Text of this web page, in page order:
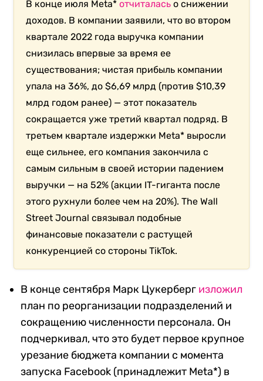
В конце июля Meta*отчиталась о снижении
доходов. В компании заявили, что во втором
квартале 2022 года выручка компании
снизилась впервые за время ее
существования; чистая прибыль компании
упала на 36%, до $6,69 млрд (против $10,39
млрд годом ранее) — этот показатель
сокращается уже третий квартал подряд. В
третьем квартале издержки Meta* выросли
еще сильнее, его компания закончила с
самым сильным в своей истории падением
выручки — на 52% (акции IT-гиганта после
этого рухнули более чем на 20%). The Wall
Street Journal связывал подобные
финансовые показатели с растущей
конкуренцией со стороны TikTok.
В конце сентября Марк Цукерберг изложил
план по реорганизации подразделений и
сокращению численности персонала. Он
подчеркивал, что это будет первое крупное
урезание бюджета компании с момента
запуска Facebook (принадлежит Meta*) в